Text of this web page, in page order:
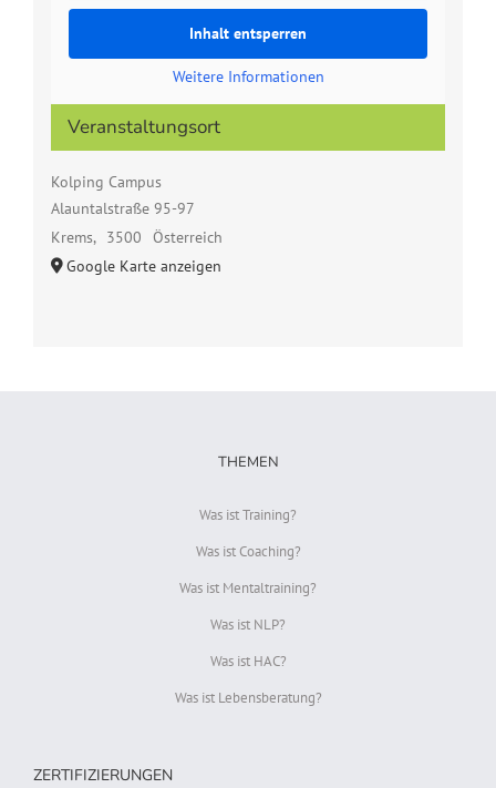
Veranstaltungsort
Kolping Campus
Alauntalstraße 95-97
Krems, 3500
Österreich
Google Karte anzeigen
Inhalt entsperren
Weitere Informationen
THEMEN
Was ist Training?
Was ist Coaching?
Was ist Mentaltraining?
Was ist NLP?
Was ist HAC?
Was ist Lebensberatung?
ZERTIFIZIERUNGEN